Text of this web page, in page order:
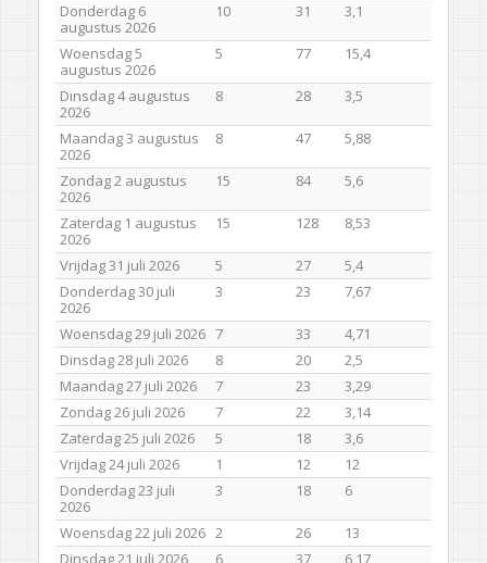
Donderdag 6
augustus 2026
10 31 3,1
Woensdag 5
augustus 2026
5 77 15,4
Dinsdag 4 augustus
2026
8 28 3,5
Maandag 3 augustus
2026
8 47 5,88
Zondag 2 augustus
2026
15 84 5,6
Zaterdag 1 augustus
2026
15 128 8,53
Vrijdag 31 juli 2026 5 27
5,4
Donderdag 30 juli
2026
3 23 7,67
Woensdag 29 juli 2026 7 33
4,71
Dinsdag 28 juli 2026
8 20
2,5
Maandag 27 juli 2026
7 23
3,29
Zondag 26 juli 2026
7 22
3,14
Zaterdag 25 juli 2026
5 18
3,6
Vrijdag 24 juli 2026
1 12
12
Donderdag 23 juli
2026
3 18 6
Woensdag 22 juli 2026 2 26
13
Dinsdag 21 juli 2026
6 37
6,17